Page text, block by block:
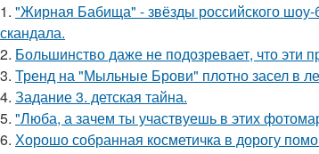
1. "Жирная Бабища" - звёзды российского шоу-
скандала.
2. Большинство даже не подозревает, что эти
3. Тренд на "Мыльные Брови" плотно засел в
4. Задание 3. детская тайна.
5. "Люба, а зачем ты участвуешь в этих
6. Хорошо собранная косметичка в дорогу